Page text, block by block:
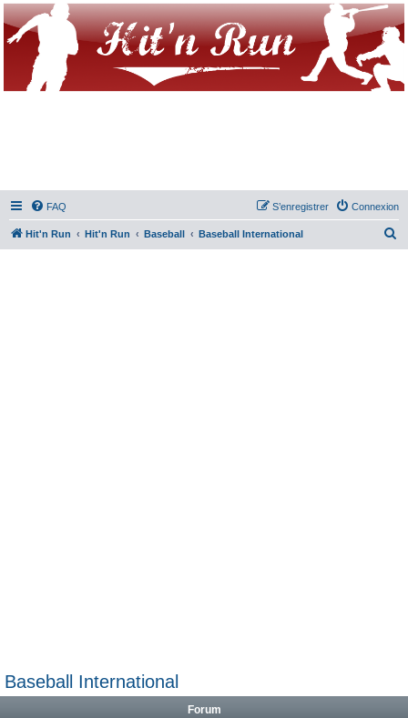
FAQ Connexion
S’enregistrer
Hit'n Run Hit'n Run Baseball Baseball International
Baseball International
Forum